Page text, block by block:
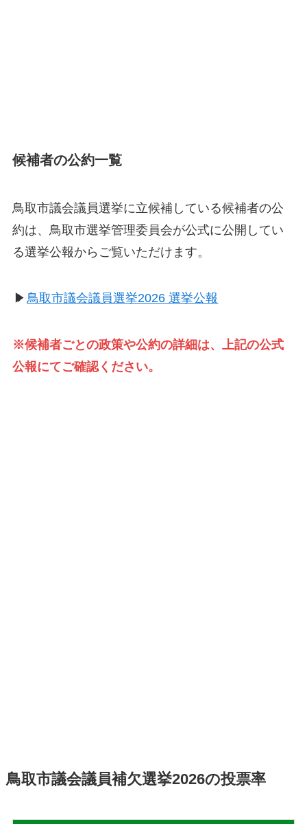
候補者の公約一覧
鳥取市議会議員選挙に立候補している候補者の公
約は、鳥取市選挙管理委員会が公式に公開してい
る選挙公報からご覧いただけます。
▶ 鳥取市議会議員選挙2026 選挙公報
※候補者ごとの政策や公約の詳細は、上記の公式
公報にてご確認ください。
鳥取市議会議員補欠選挙2026の投票率